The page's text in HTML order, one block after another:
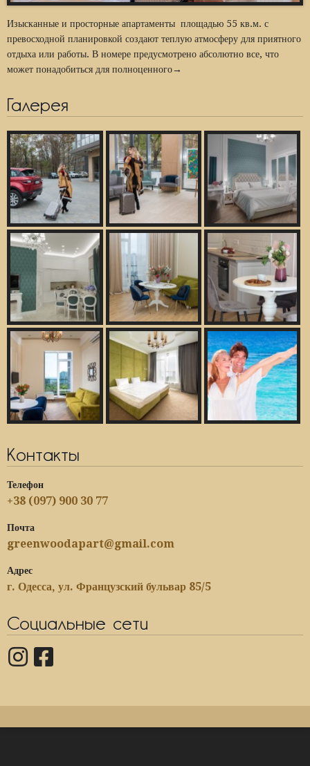
Изысканные и просторные апартаменты площадью 55 кв.м. с
превосходной планировкой создают теплую атмосферу для приятного
отдыха или работы. В номере предусмотрено абсолютно все, что
может понадобиться для полноценного→
Галерея
Контакты
Телефон
+38 (097) 900 30 77
Почта
greenwoodapart@gmail.com
Адрес
г. Одесса, ул. Французский бульвар 85/5
Социальные сети